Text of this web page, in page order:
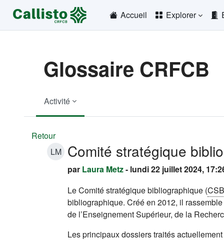
Passer au contenu principal
Accueil
Explorer
Glossaire CRFCB
Activité
Retour
LM Comité stratégique
par Laura Metz- lundi 22 juillet 2024,
Le Comité stratégique bibliographique (CSB
bibliographique. Créé en 2012, il
de l’Enseignement Supérieur, de la
Les principaux dossiers traités